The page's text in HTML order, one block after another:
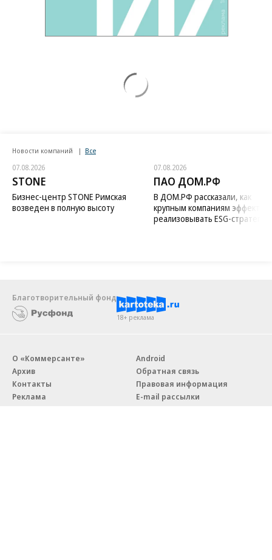
Новости компаний Все
07.08.2026
STONE
Бизнес-центр STONE Римская
возведен в полную высоту
07.08.2026
ПАО ДОМ.РФ
В ДОМ.РФ рассказали, как
крупным компаниям
реализовывать ESG-стратегию
Благотворительный фонд
18+ реклама
О «Коммерсанте»
Архив
Контакты
Реклама
Android
Обратная связь
Правовая информация
E-mail рассылки